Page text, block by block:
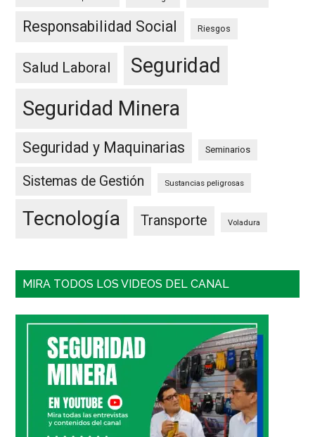
Responsabilidad Social Riesgos
Salud Laboral
Seguridad
Seguridad Minera
Seguridad y Maquinarias Seminarios
Sistemas de Gestión Sustancias peligrosas
Tecnología Transporte Voladura
MIRA TODOS LOS VIDEOS DEL CANAL